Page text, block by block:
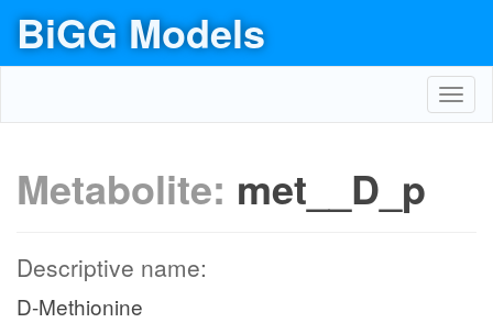
BiGG Models
Metabolite: met__D_p
Descriptive name:
D-Methionine